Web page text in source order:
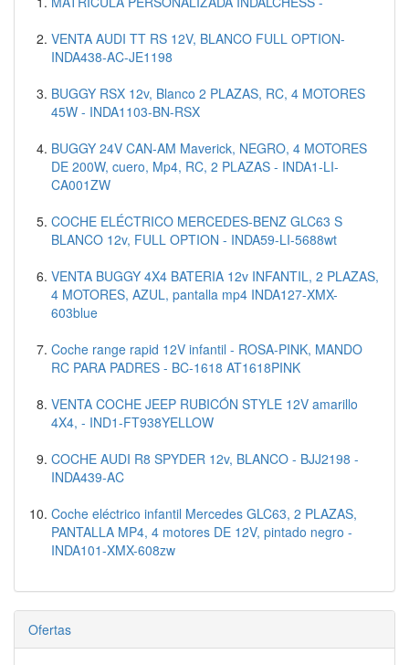
VENTA AUDI TT RS 12V, BLANCO FULL OPTION-
INDA438-AC-JE1198
BUGGY RSX 12v, Blanco 2 PLAZAS, RC, 4 MOTORES
45W - INDA1103-BN-RSX
BUGGY 24V CAN-AM Maverick, NEGRO, 4 MOTORES
DE 200W, cuero, Mp4, RC, 2 PLAZAS - INDA1-LI-
CA001ZW
COCHE ELÉCTRICO MERCEDES-BENZ GLC63 S
BLANCO 12v, FULL OPTION - INDA59-LI-5688wt
VENTA BUGGY 4X4 BATERIA 12v INFANTIL, 2 PLAZAS,
4 MOTORES, AZUL, pantalla mp4 INDA127-XMX-
603blue
Coche range rapid 12V infantil - ROSA-PINK, MANDO
RC PARA PADRES - BC-1618 AT1618PINK
VENTA COCHE JEEP RUBICÓN STYLE 12V amarillo
4X4, - IND1-FT938YELLOW
COCHE AUDI R8 SPYDER 12v, BLANCO - BJJ2198 -
INDA439-AC
Coche eléctrico infantil Mercedes GLC63, 2 PLAZAS,
PANTALLA MP4, 4 motores DE 12V, pintado negro -
INDA101-XMX-608zw
Ofertas